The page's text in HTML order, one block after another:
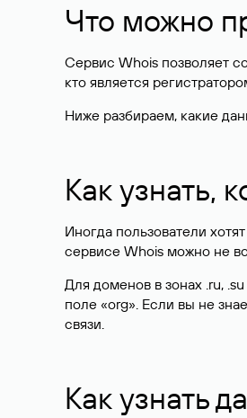
Что можно
Сервис Whois позволяет
кто является
Ниже разбираем, какие
Как узнать,
Иногда пользователи
сервисе Whois можно не
Для доменов в зонах .ru,
поле «org». Если вы не
связи.
Как узнать